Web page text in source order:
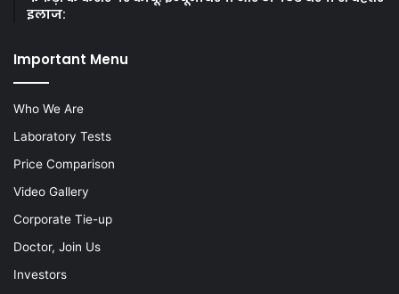
इलाज:
Important Menu
Who We Are
Laboratory Tests
Price Comparison
Video Gallery
Corporate Tie-up
Doctor, Join Us
Investors